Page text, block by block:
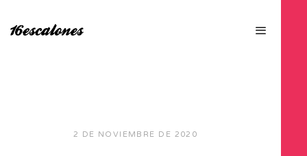
2 DE NOVIEMBRE DE 2020